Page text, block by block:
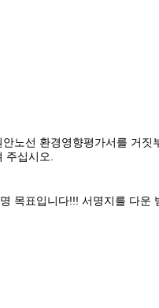
노선 환경영향평가서를 거
주십시오.
목표입니다!!! 서명지를 다운